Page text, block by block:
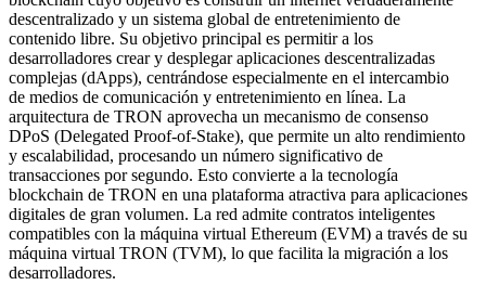
descentralizado y un sistema global de entretenimiento de
contenido libre. Su objetivo principal es permitir a los
desarrolladores crear y desplegar aplicaciones descentralizadas
complejas (dApps), centrándose especialmente en el intercambio
de medios de comunicación y entretenimiento en línea. La
arquitectura de TRON aprovecha un mecanismo de consenso
DPoS (Delegated Proof-of-Stake), que permite un alto rendimiento
y escalabilidad, procesando un número significativo de
transacciones por segundo. Esto convierte a la tecnología
blockchain de TRON en una plataforma atractiva para aplicaciones
digitales de gran volumen. La red admite contratos inteligentes
compatibles con la máquina virtual Ethereum (EVM) a través de su
máquina virtual TRON (TVM), lo que facilita la migración a los
desarrolladores.